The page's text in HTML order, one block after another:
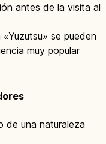
antes de la visita al
se pueden
muy popular
de una naturaleza